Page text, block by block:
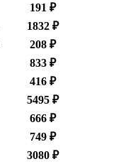
191 ₽
1832 ₽
208 ₽
833 ₽
416 ₽
5495 ₽
666 ₽
749 ₽
3080 ₽